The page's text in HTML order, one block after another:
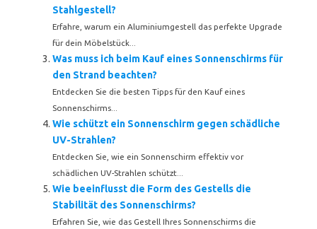
Stahlgestell?
Erfahre, warum ein Aluminiumgestell das perfekte Upgrade
für dein Möbelstück...
Was muss ich beim Kauf eines Sonnenschirms für
den Strand beachten?
Entdecken Sie die besten Tipps für den Kauf eines
Sonnenschirms...
Wie schützt ein Sonnenschirm gegen schädliche
UV-Strahlen?
Entdecken Sie, wie ein Sonnenschirm effektiv vor
schädlichen UV-Strahlen schützt...
Wie beeinflusst die Form des Gestells die
Stabilität des Sonnenschirms?
Erfahren Sie, wie das Gestell Ihres Sonnenschirms die